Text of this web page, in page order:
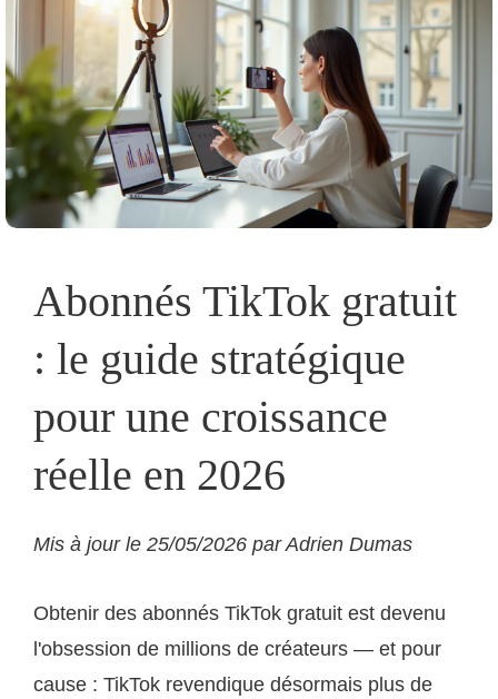
Abonnés TikTok gratuit
: le guide stratégique
pour une croissance
réelle en 2026
Mis à jour le 25/05/2026 par Adrien Dumas
Obtenir des abonnés TikTok gratuit est devenu
l'obsession de millions de créateurs — et pour
cause : TikTok revendique désormais plus de